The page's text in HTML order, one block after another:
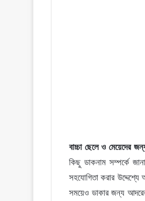
বাচ্চা ছেলে ও মেয়েদের
কিছু ডাকনাম সম্পর্কে
সহযোগিতা করার
সময়েও ডাকার জন্য